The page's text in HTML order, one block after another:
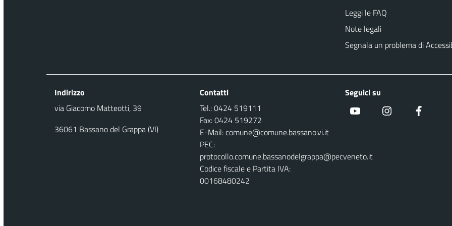
Leggi le FAQ
Note legali
Segnala un problema di
Indirizzo
via Giacomo Matteotti, 39
36061 Bassano del Grappa (VI)
Contatti
Tel.: 0424 519111
Fax: 0424 519272
E-Mail: comune@comune.bassano.vi.it
PEC:
protocollo.comune.bassanodelgrappa@pecveneto.it
Codice fiscale e Partita IVA:
00168480242
Seguici su
Youtube
Instagram